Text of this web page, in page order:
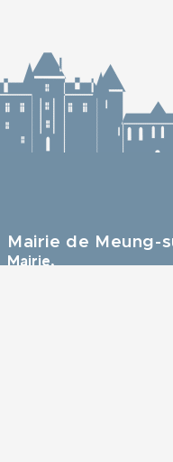
Mairie de Meung-
Mairie,